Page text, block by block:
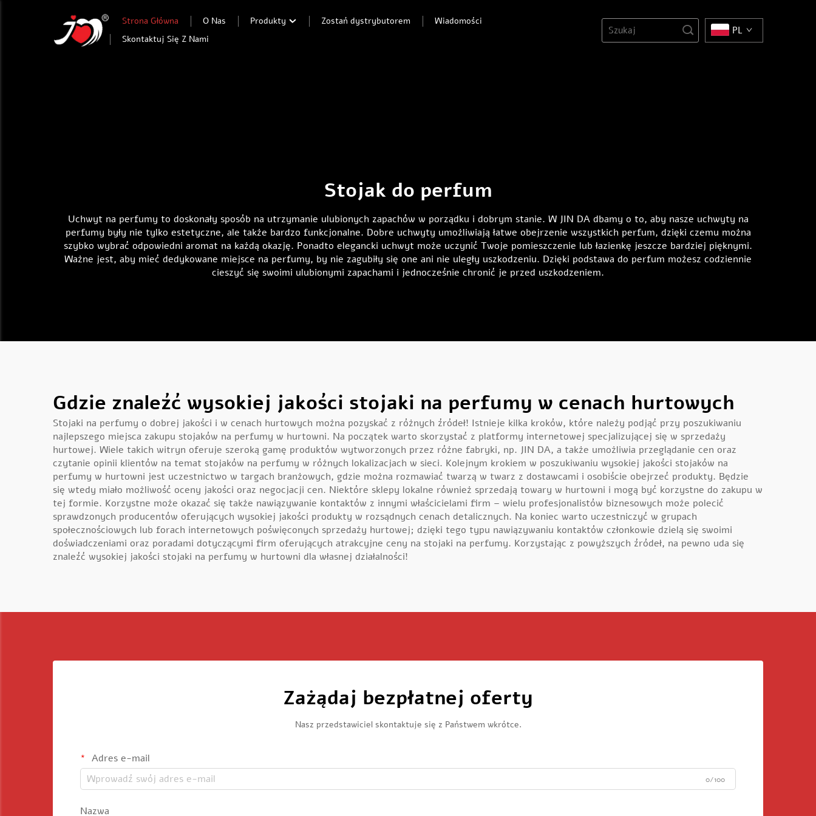
Strona Główna O Nas Produkty Zostań dystrybutorem
Wiadomości
Skontaktuj Się Z Nami
PL
Stojak do perfum
Uchwyt na perfumy to doskonały sposób na utrzymanie ulubionych zapachów w porządku i dobrym stanie. W JIN DA dbamy o to, aby nasze uchwyty na
perfumy były nie tylko estetyczne, ale także bardzo funkcjonalne. Dobre uchwyty umożliwiają łatwe obejrzenie wszystkich perfum, dzięki czemu można
szybko wybrać odpowiedni aromat na każdą okazję. Ponadto elegancki uchwyt może uczynić Twoje pomieszczenie lub łazienkę jeszcze bardziej pięknymi.
Ważne jest, aby mieć dedykowane miejsce na perfumy, by nie zagubiły się one ani nie uległy uszkodzeniu. Dzięki podstawa do perfum możesz codziennie
cieszyć się swoimi ulubionymi zapachami i jednocześnie chronić je przed uszkodzeniem.
Gdzie znaleźć wysokiej jakości stojaki na perfumy w cenach hurtowych
Stojaki na perfumy o dobrej jakości i w cenach hurtowych można pozyskać z różnych źródeł! Istnieje kilka kroków, które należy podjąć przy poszukiwaniu
najlepszego miejsca zakupu stojaków na perfumy w hurtowni. Na początek warto skorzystać z platformy internetowej specjalizującej się w sprzedaży
hurtowej. Wiele takich witryn oferuje szeroką gamę produktów wytworzonych przez różne fabryki, np. JIN DA, a także umożliwia przeglądanie cen oraz
czytanie opinii klientów na temat stojaków na perfumy w różnych lokalizacjach w sieci. Kolejnym krokiem w poszukiwaniu wysokiej jakości stojaków na
perfumy w hurtowni jest uczestnictwo w targach branżowych, gdzie można rozmawiać twarzą w twarz z dostawcami i osobiście obejrzeć produkty. Będzie
się wtedy miało możliwość oceny jakości oraz negocjacji cen. Niektóre sklepy lokalne również sprzedają towary w hurtowni i mogą być korzystne do zakupu w
tej formie. Korzystne może okazać się także nawiązywanie kontaktów z innymi właścicielami firm – wielu profesjonalistów biznesowych może polecić
sprawdzonych producentów oferujących wysokiej jakości produkty w rozsądnych cenach detalicznych. Na koniec warto uczestniczyć w grupach
społecznościowych lub forach internetowych poświęconych sprzedaży hurtowej; dzięki tego typu nawiązywaniu kontaktów członkowie dzielą się swoimi
doświadczeniami oraz poradami dotyczącymi firm oferujących atrakcyjne ceny na stojaki na perfumy. Korzystając z powyższych źródeł, na pewno uda się
znaleźć wysokiej jakości stojaki na perfumy w hurtowni dla własnej działalności!
Zażądaj bezpłatnej oferty
Nasz przedstawiciel skontaktuje się z Państwem wkrótce.
Adres e-mail
0/100
Nazwa